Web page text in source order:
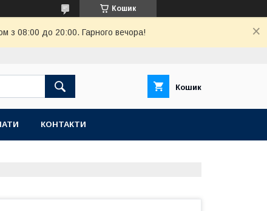
Кошик
з 08:00 до 20:00. Гарного вечора!
Кошик
КОНТАКТИ